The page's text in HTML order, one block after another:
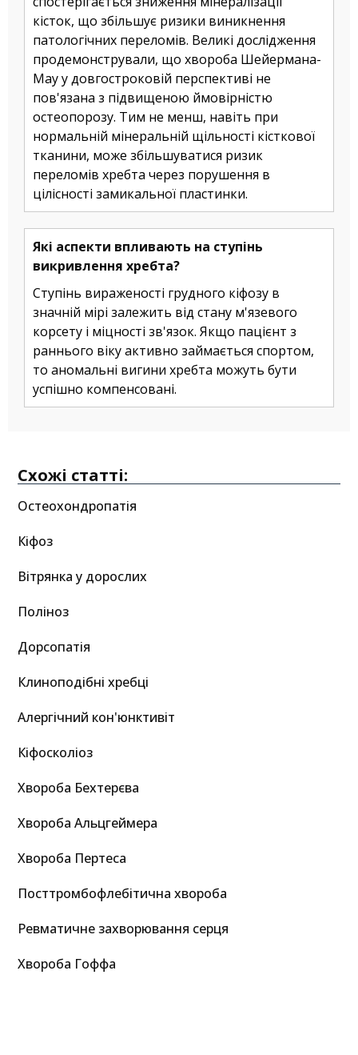
кісток, що збільшує ризики виникнення
патологічних переломів. Великі дослідження
продемонстрували, що хвороба Шейермана-
Мау у довгостроковій перспективі не
пов'язана з підвищеною ймовірністю
остеопорозу. Тим не менш, навіть при
нормальній мінеральній щільності кісткової
тканини, може збільшуватися ризик
переломів хребта через порушення в
цілісності замикальної пластинки.
Які аспекти впливають на ступінь
викривлення хребта?
Ступінь вираженості грудного кіфозу в
значній мірі залежить від стану м'язевого
корсету і міцності зв'язок. Якщо пацієнт з
раннього віку активно займається спортом,
то аномальні вигини хребта можуть бути
успішно компенсовані.
Схожі статті:
Остеохондропатія
Кіфоз
Вітрянка у дорослих
Поліноз
Дорсопатія
Клиноподібні хребці
Алергічний кон'юнктивіт
Кіфосколіоз
Хвороба Бехтерєва
Хвороба Альцгеймера
Хвороба Пертеса
Посттромбофлебітична хвороба
Ревматичне захворювання серця
Хвороба Гоффа